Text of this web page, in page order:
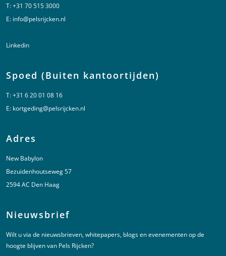
T:+31 70 515 3000
E: info@pelsrijcken.nl
Linkedin
Spoed (Buiten kantoortijden)
T:+31 6 20 01 08 16
E: kortgeding@pelsrijcken.nl
Adres
New Babylon
Bezuidenhoutseweg 57
2594 AC Den Haag
Nieuwsbrief
Wilt u via de nieuwsbrieven, whitepapers, blogs en evenementen op de
hoogte blijven van Pels Rijcken?